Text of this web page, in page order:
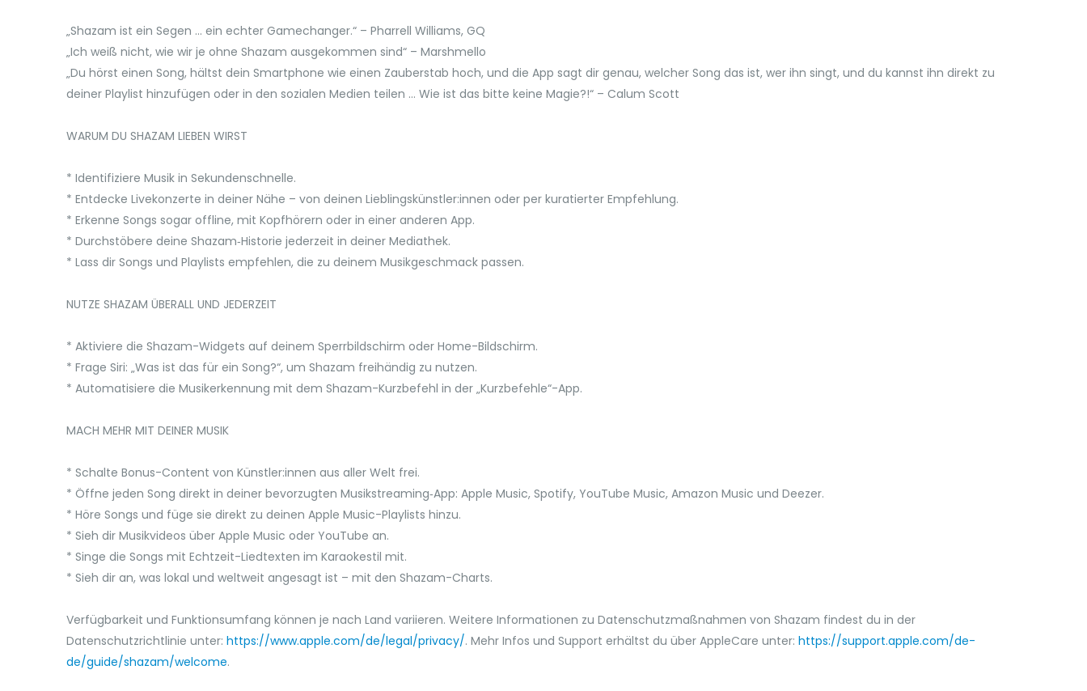
„Shazam ist ein Segen ... ein echter Gamechanger.“ – Pharrell Williams, GQ
„Ich weiß nicht, wie wir je ohne Shazam ausgekommen sind“ – Marshmello
„Du hörst einen Song, hältst dein Smartphone wie einen Zauberstab hoch, und die App sagt dir genau, welcher Song das ist, wer ihn singt, und du kannst ihn direkt zu
deiner Playlist hinzufügen oder in den sozialen Medien teilen … Wie ist das bitte keine Magie?!“ – Calum Scott
WARUM DU SHAZAM LIEBEN WIRST
* Identifiziere Musik in Sekundenschnelle.
* Entdecke Livekonzerte in deiner Nähe – von deinen Lieblingskünstler:innen oder per kuratierter Empfehlung.
* Erkenne Songs sogar offline, mit Kopfhörern oder in einer anderen App.
* Durchstöbere deine Shazam‑Historie jederzeit in deiner Mediathek.
* Lass dir Songs und Playlists empfehlen, die zu deinem Musikgeschmack passen.
NUTZE SHAZAM ÜBERALL UND JEDERZEIT
* Aktiviere die Shazam-Widgets auf deinem Sperrbildschirm oder Home-Bildschirm.
* Frage Siri: „Was ist das für ein Song?“, um Shazam freihändig zu nutzen.
* Automatisiere die Musikerkennung mit dem Shazam-Kurzbefehl in der „Kurzbefehle“-App.
MACH MEHR MIT DEINER MUSIK
* Schalte Bonus-Content von Künstler:innen aus aller Welt frei.
* Öffne jeden Song direkt in deiner bevorzugten Musikstreaming‑App: Apple Music, Spotify, YouTube Music, Amazon Music und Deezer.
* Höre Songs und füge sie direkt zu deinen Apple Music-Playlists hinzu.
* Sieh dir Musikvideos über Apple Music oder YouTube an.
* Singe die Songs mit Echtzeit-Liedtexten im Karaokestil mit.
* Sieh dir an, was lokal und weltweit angesagt ist – mit den Shazam-Charts.
Verfügbarkeit und Funktionsumfang können je nach Land variieren. Weitere Informationen zu Datenschutzmaßnahmen von Shazam findest du in der
Datenschutzrichtlinie unter: https://www.apple.com/de/legal/privacy/. Mehr Infos und Support erhältst du über AppleCare unter: https://support.apple.com/de-
de/guide/shazam/welcome.